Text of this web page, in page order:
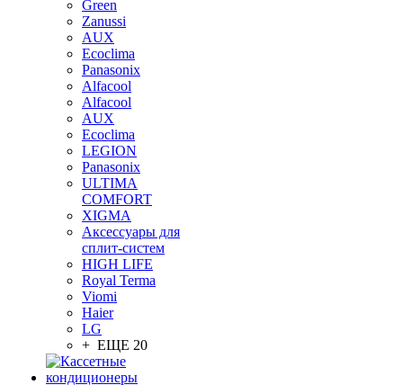
Green
Zanussi
AUX
Ecoclima
Panasonix
Alfacool
Alfacool
AUX
Ecoclima
LEGION
Panasonix
ULTIMA
COMFORT
XIGMA
Аксессуары для
сплит-систем
HIGH LIFE
Royal Terma
Viomi
Haier
LG
+ ЕЩЕ 20